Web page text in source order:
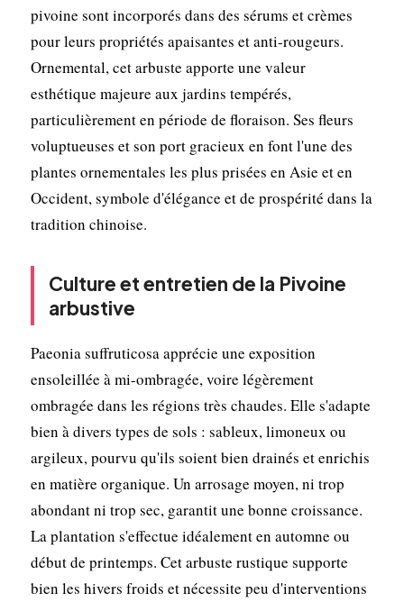
pivoine sont incorporés dans des sérums et crèmes
pour leurs propriétés apaisantes et anti-rougeurs.
Ornemental, cet arbuste apporte une valeur
esthétique majeure aux jardins tempérés,
particulièrement en période de floraison. Ses fleurs
voluptueuses et son port gracieux en font l'une des
plantes ornementales les plus prisées en Asie et en
Occident, symbole d'élégance et de prospérité dans la
tradition chinoise.
Culture et entretien de la Pivoine
arbustive
Paeonia suffruticosa apprécie une exposition
ensoleillée à mi-ombragée, voire légèrement
ombragée dans les régions très chaudes. Elle s'adapte
bien à divers types de sols : sableux, limoneux ou
argileux, pourvu qu'ils soient bien drainés et enrichis
en matière organique. Un arrosage moyen, ni trop
abondant ni trop sec, garantit une bonne croissance.
La plantation s'effectue idéalement en automne ou
début de printemps. Cet arbuste rustique supporte
bien les hivers froids et nécessite peu d'interventions